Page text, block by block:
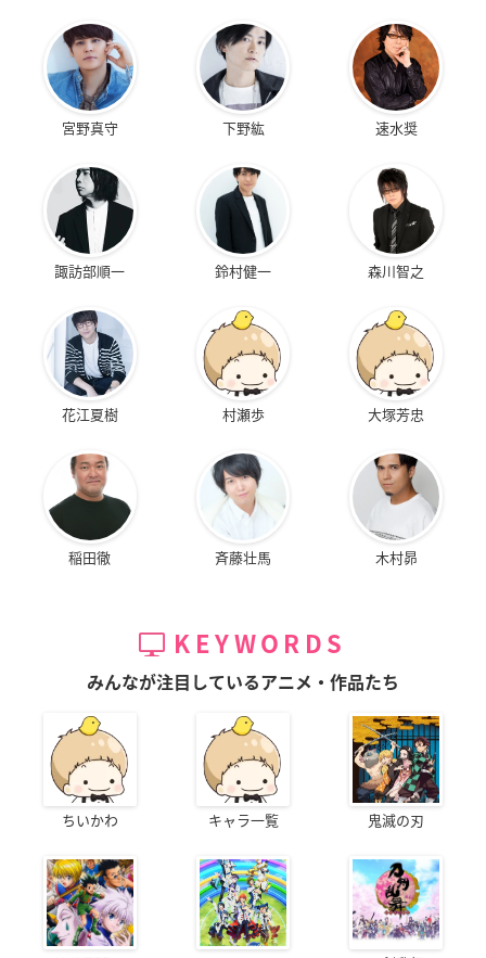
宮野真守 下野紘 速水奨
諏訪部順一 鈴村健一 森川智之
花江夏樹 村瀬歩 大塚芳忠
稲田徹 斉藤壮馬 木村昴
KEYWORDS
みんなが注目しているアニメ・作品たち
ちいかわ キャラ一覧 鬼滅の刃